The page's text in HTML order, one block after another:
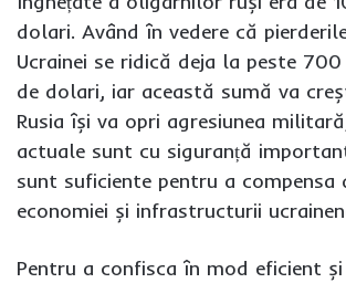
dolari. Având în vedere că
Ucrainei se ridică deja la peste
de dolari, iar această sumă va
Rusia își va opri agresiunea
actuale sunt cu siguranță
sunt suficiente pentru a compensa
economiei și infrastructurii
Pentru a confisca în mod eficient